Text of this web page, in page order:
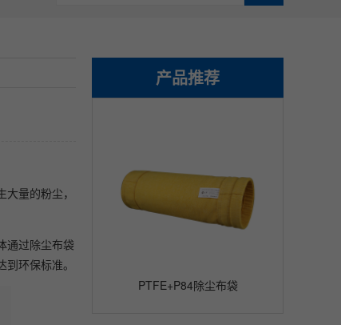
产品推荐
PTFE+P84除尘布袋
量的粉尘，
通过除尘布袋
环保标准。